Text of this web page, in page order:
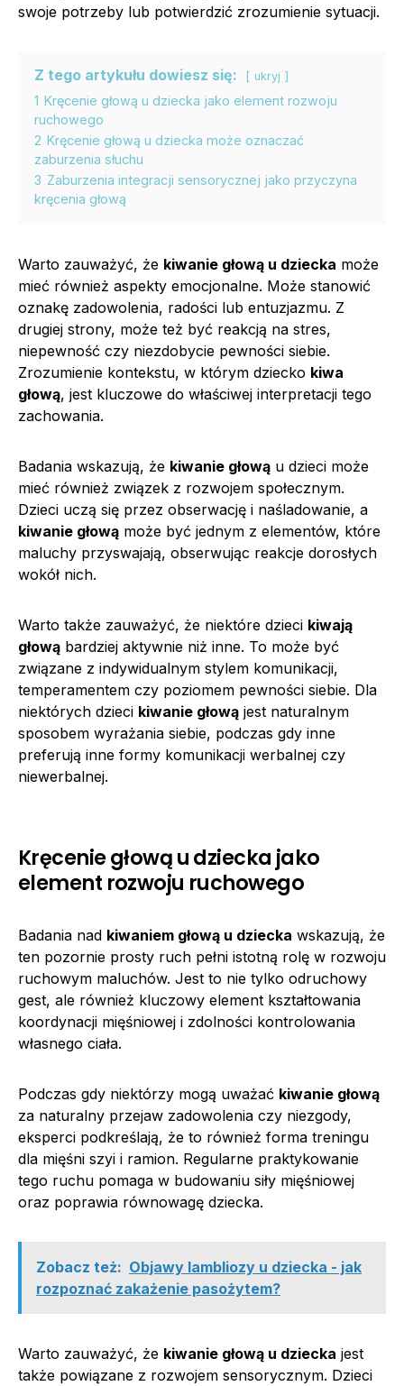
swoje potrzeby lub potwierdzić zrozumienie sytuacji.
Z tego artykułu dowiesz się: ukryj
1 Kręcenie głową u dziecka jako element rozwoju
ruchowego
2 Kręcenie głową u dziecka może oznaczać
zaburzenia słuchu
3 Zaburzenia integracji sensorycznej jako przyczyna
kręcenia głową
Warto zauważyć, że kiwanie głową u dziecka może
mieć również aspekty emocjonalne. Może stanowić
oznakę zadowolenia, radości lub entuzjazmu. Z
drugiej strony, może też być reakcją na stres,
niepewność czy niezdobycie pewności siebie.
Zrozumienie kontekstu, w którym dziecko kiwa
głową, jest kluczowe do właściwej interpretacji tego
zachowania.
Badania wskazują, że kiwanie głową u dzieci może
mieć również związek z rozwojem społecznym.
Dzieci uczą się przez obserwację i naśladowanie, a
kiwanie głową może być jednym z elementów, które
maluchy przyswajają, obserwując reakcje dorosłych
wokół nich.
Warto także zauważyć, że niektóre dzieci kiwają
głową bardziej aktywnie niż inne. To może być
związane z indywidualnym stylem komunikacji,
temperamentem czy poziomem pewności siebie. Dla
niektórych dzieci kiwanie głową jest naturalnym
sposobem wyrażania siebie, podczas gdy inne
preferują inne formy komunikacji werbalnej czy
niewerbalnej.
Kręcenie głową u dziecka jako
element rozwoju ruchowego
Badania nad kiwaniem głową u dziecka wskazują, że
ten pozornie prosty ruch pełni istotną rolę w rozwoju
ruchowym maluchów. Jest to nie tylko odruchowy
gest, ale również kluczowy element kształtowania
koordynacji mięśniowej i zdolności kontrolowania
własnego ciała.
Podczas gdy niektórzy mogą uważać kiwanie głową
za naturalny przejaw zadowolenia czy niezgody,
eksperci podkreślają, że to również forma treningu
dla mięśni szyi i ramion. Regularne praktykowanie
tego ruchu pomaga w budowaniu siły mięśniowej
oraz poprawia równowagę dziecka.
Zobacz też: Objawy lambliozy u dziecka - jak
rozpoznać zakażenie pasożytem?
Warto zauważyć, że kiwanie głową u dziecka jest
także powiązane z rozwojem sensorycznym. Dzieci